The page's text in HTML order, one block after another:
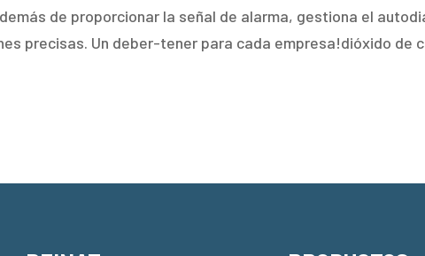
de proporcionar la señal de alarma, gestiona el
precisas. Un deber-tener para cada empresa!dióxido de